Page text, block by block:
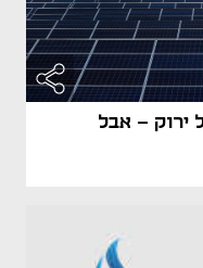
ירוק - אבל